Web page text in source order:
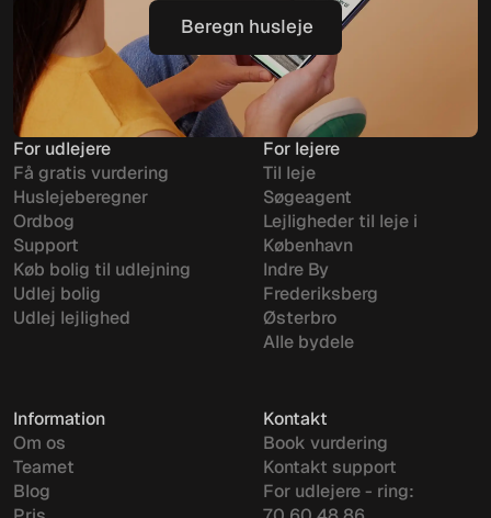
Beregn husleje
Beregn husleje
For udlejere
Få gratis vurdering
Huslejeberegner
Ordbog
Support
Køb bolig til udlejning
Udlej bolig
Udlej lejlighed
For lejere
Til leje
Søgeagent
Lejligheder til leje i
København
Indre By
Frederiksberg
Østerbro
Alle bydele
Information
Om os
Teamet
Blog
Kontakt
Book vurdering
Kontakt support
For udlejere - ring: